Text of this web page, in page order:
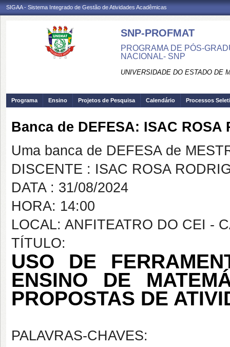
SIGAA - Sistema Integrado de Gestão de Atividades Acadêmicas
SNP-PROFMAT
PROGRAMA DE PÓS-
NACIONAL- SNP
UNIVERSIDADE DO ESTADO DE
Programa Ensino Projetos de Pesquisa Calendário Processos
Banca de DEFESA: ISAC ROSA
Uma banca de DEFESA de
DISCENTE : ISAC ROSA
DATA : 31/08/2024
HORA: 14:00
LOCAL: ANFITEATRO DO CEI -
TÍTULO:
USO DE
ENSINO DE
PROPOSTAS DE
PALAVRAS-CHAVES: